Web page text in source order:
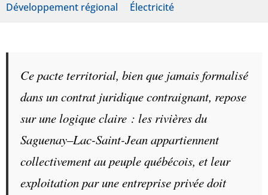
Développement régional
Électricité
Ce pacte territorial, bien que jamais formalisé
dans un contrat juridique contraignant, repose
sur une logique claire : les rivières du
Saguenay–Lac-Saint-Jean appartiennent
collectivement au peuple québécois, et leur
exploitation par une entreprise privée doit